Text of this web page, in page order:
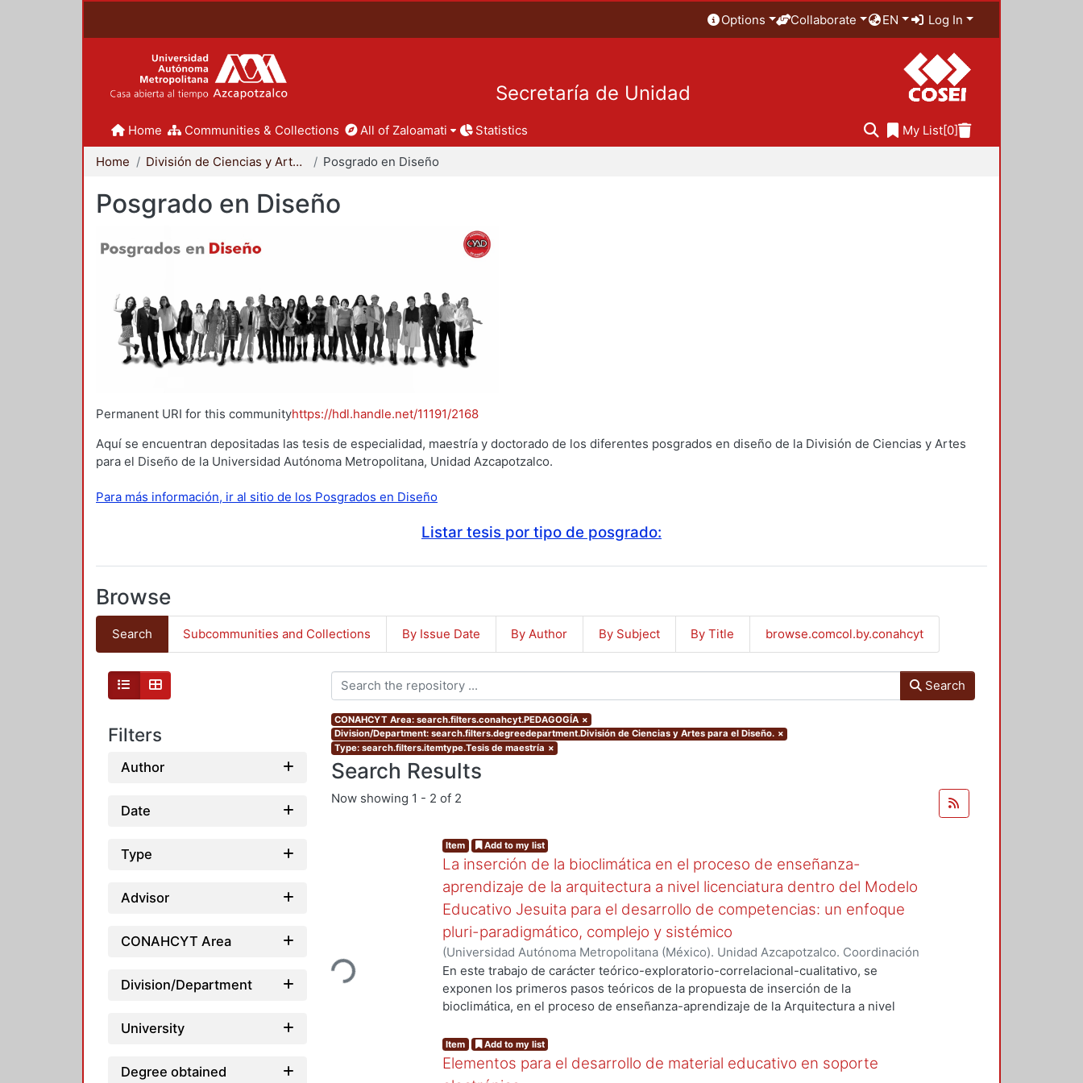
Options Collaborate EN Log In
Secretaría de Unidad
Home Communities & Collections All of Zaloamati Statistics My List[0]
Home División de Ciencias y Artes para el Diseño Posgrado en Diseño
Posgrado en Diseño
Permanent URI for this communityhttps://hdl.handle.net/11191/2168
Aquí se encuentran depositadas las tesis de especialidad, maestría y doctorado de los diferentes posgrados en diseño de la División de Ciencias y Artes
para el Diseño de la Universidad Autónoma Metropolitana, Unidad Azcapotzalco.
Para más información, ir al sitio de los Posgrados en Diseño
Listar tesis por tipo de posgrado:
Browse
Search Subcommunities and Collections By Issue Date By Author By Subject By Title browse.comcol.by.conahcyt
Filters
Author
Date
Type
Advisor
CONAHCYT Area
Division/Department
University
Degree obtained
Search
CONAHCYT Area: search.filters.conahcyt.PEDAGOGÍA ×
Division/Department: search.filters.degreedepartment.División de Ciencias y Artes para el Diseño. ×
Type: search.filters.itemtype.Tesis de maestría ×
Search Results
Now showing 1 - 2 of 2
Loading...
Item Add to my list
La inserción de la bioclimática en el proceso de enseñanza-
aprendizaje de la arquitectura a nivel licenciatura dentro del Modelo
Educativo Jesuita para el desarrollo de competencias: un enfoque
pluri-paradigmático, complejo y sistémico
(Universidad Autónoma Metropolitana (México). Unidad Azcapotzalco. Coordinación
de Servicios de Información.,2013-07)Dosal Del Alizal, Gibran
En este trabajo de carácter teórico-exploratorio-correlacional-cualitativo, se
exponen los primeros pasos teóricos de la propuesta de inserción de la
bioclimática, en el proceso de enseñanza-aprendizaje de la Arquitectura a nivel
competencias. La Formación Integral Humanista, promovida por el Modelo
Educativo Jesuita, con el apoyo del modelo de competencias y nobles prácticas
como los ejercicios espirituales ignacianos, nos señalan claramente que es
Item Add to my list
Elementos para el desarrollo de material educativo en soporte